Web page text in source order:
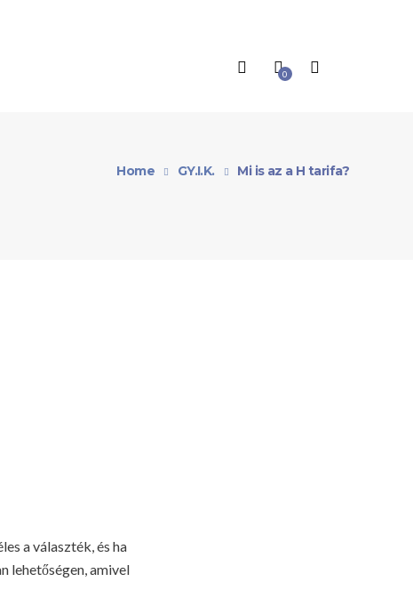
0
Home GY.I.K. Mi is az a H tarifa?
a választék, és ha
lehetőségen, amivel